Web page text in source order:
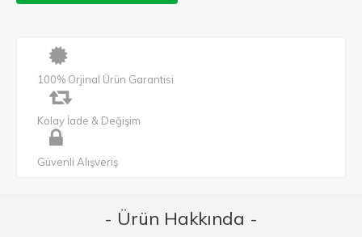
100% Orjinal Ürün Garantisi
Kolay İade & Değişim
Güvenli Alışveriş
- Ürün Hakkında -